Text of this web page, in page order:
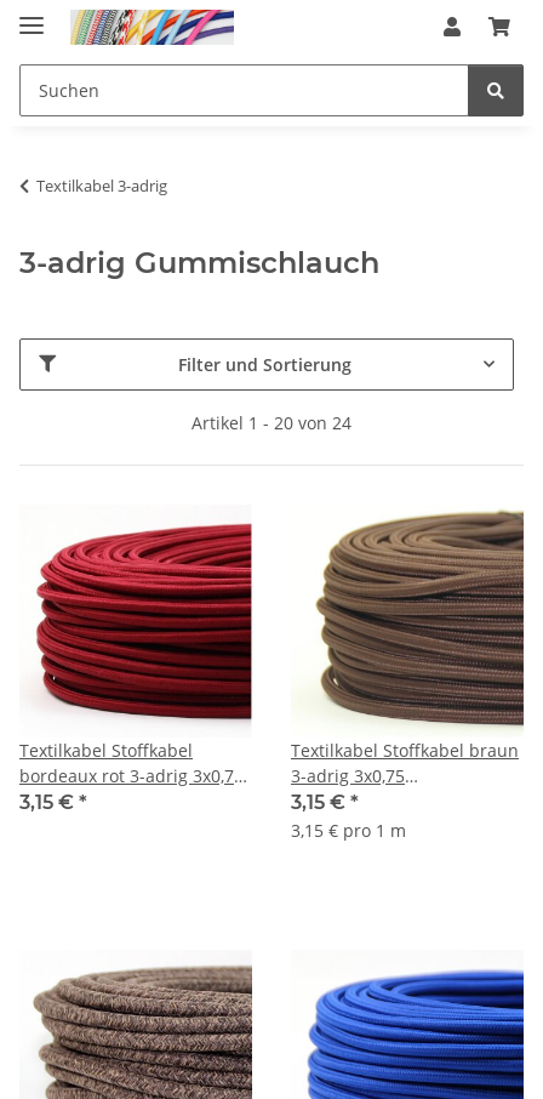
Textilkabel 3-adrig
3-adrig Gummischlauch
Filter und Sortierung
Artikel 1 - 20 von 24
Textilkabel Stoffkabel
bordeaux rot 3-adrig 3x0,75
Gummischlauchleitung 3G
3,15 € *
Textilkabel Stoffkabel braun
3-adrig 3x0,75
Gummischlauchleitung 3G
0,75 H03VV-F
3,15 € *
3,15 € pro 1 m